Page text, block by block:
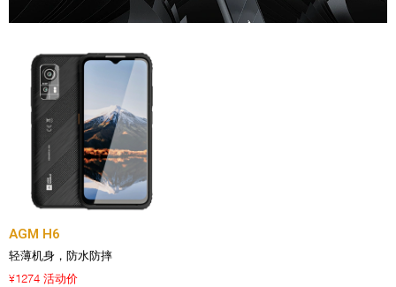
AGM H6
轻薄机身，防水防摔
¥1274 活动价